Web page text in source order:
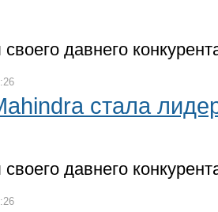
давнего
стала
давнего